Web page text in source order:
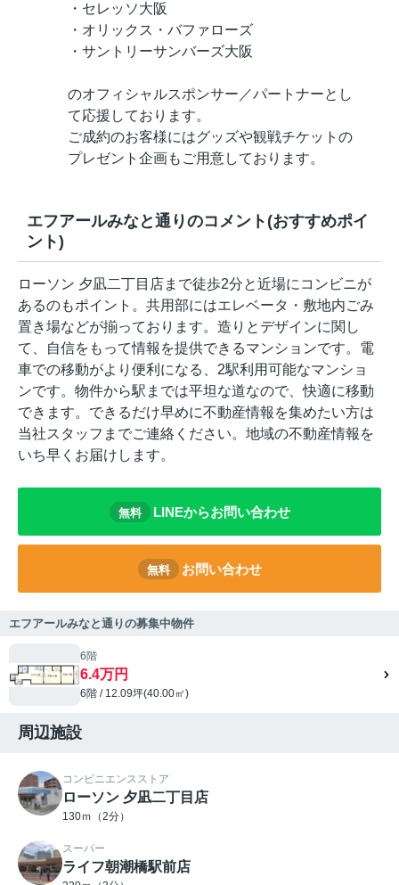
・セレッソ大阪
・オリックス・バファローズ
・サントリーサンバーズ大阪
のオフィシャルスポンサー／パートナーとし
て応援しております。
ご成約のお客様にはグッズや観戦チケットの
プレゼント企画もご用意しております。
エフアールみなと通りのコメント(おすすめポイ
ント)
ローソン 夕凪二丁目店まで徒歩2分と近場にコンビニが
あるのもポイント。共用部にはエレベータ・敷地内ごみ
置き場などが揃っております。造りとデザインに関し
て、自信をもって情報を提供できるマンションです。電
車での移動がより便利になる、2駅利用可能なマンショ
ンです。物件から駅までは平坦な道なので、快適に移動
できます。できるだけ早めに不動産情報を集めたい方は
当社スタッフまでご連絡ください。地域の不動産情報を
いち早くお届けします。
無料 LINEからお問い合わせ
無料 お問い合わせ
エフアールみなと通りの募集中物件
6階
6.4万円
6階 / 12.09坪(40.00㎡)
周辺施設
コンビニエンスストア
ローソン 夕凪二丁目店
130ｍ（2分）
スーパー
ライフ朝潮橋駅前店